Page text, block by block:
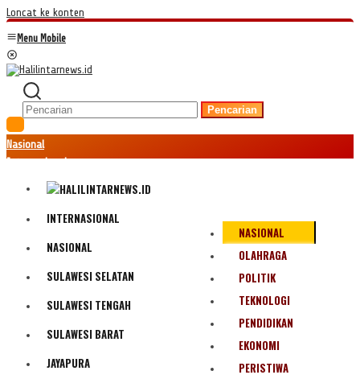
Loncat ke konten
Menu Mobile
Pencarian
Nasional
Internasional
Politik
Olahraga
Bencana Alam
INTERNASIONAL
NASIONAL
SULAWESI SELATAN
SULAWESI TENGAH
SULAWESI BARAT
JAYAPURA
NASIONAL
OLAHRAGA
POLITIK
TEKNOLOGI
PENDIDIKAN
EKONOMI
PERISTIWA